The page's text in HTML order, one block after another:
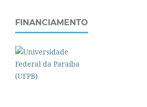
FINANCIAMENTO